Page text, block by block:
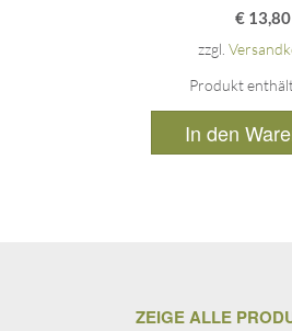
€13,80
zzgl.
Produkt
In den
ZEIGE ALLE